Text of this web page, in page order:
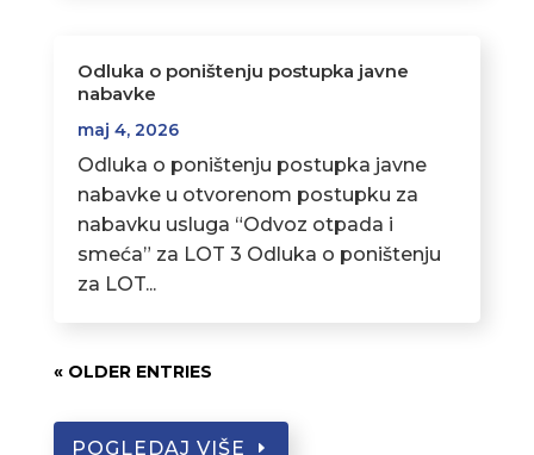
Odluka o poništenju postupka javne
nabavke
maj 4, 2026
Odluka o poništenju postupka javne
nabavke u otvorenom postupku za
nabavku usluga “Odvoz otpada i
smeća” za LOT 3 Odluka o poništenju
za LOT...
« OLDER ENTRIES
POGLEDAJ VIŠE